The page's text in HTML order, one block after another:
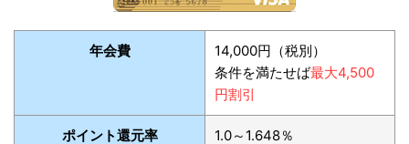
年会費
14,000円（税別）
条件を満たせば最大4,500
円割引
ポイント還元率 1.0～1.648％